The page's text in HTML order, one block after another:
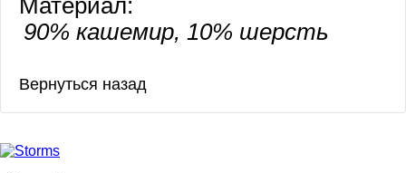
Материал:
90% кашемир, 10% шерсть